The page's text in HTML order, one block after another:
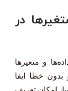
در
و متغیرها
خطا ایفا